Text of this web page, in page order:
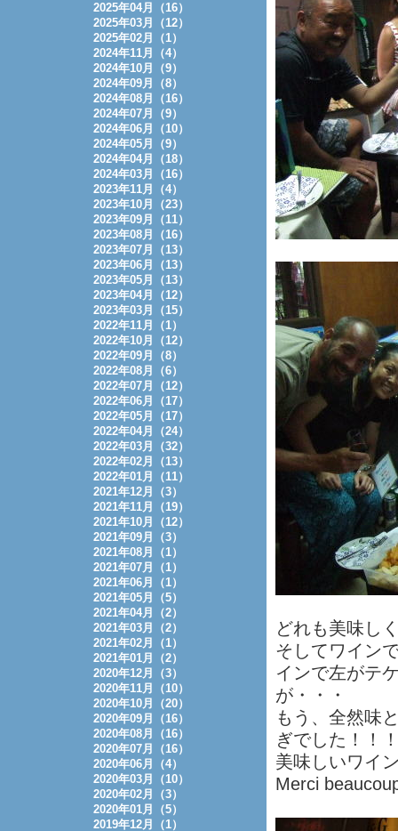
どれも美味し
そしてワイン
インで左がテ
が・・・
もう、全然味
ぎでした！！
美味しいワイ
Merci
2025年04月（16）
2025年03月（12）
2025年02月（1）
2024年11月（4）
2024年10月（9）
2024年09月（8）
2024年08月（16）
2024年07月（9）
2024年06月（10）
2024年05月（9）
2024年04月（18）
2024年03月（16）
2023年11月（4）
2023年10月（23）
2023年09月（11）
2023年08月（16）
2023年07月（13）
2023年06月（13）
2023年05月（13）
2023年04月（12）
2023年03月（15）
2022年11月（1）
2022年10月（12）
2022年09月（8）
2022年08月（6）
2022年07月（12）
2022年06月（17）
2022年05月（17）
2022年04月（24）
2022年03月（32）
2022年02月（13）
2022年01月（11）
2021年12月（3）
2021年11月（19）
2021年10月（12）
2021年09月（3）
2021年08月（1）
2021年07月（1）
2021年06月（1）
2021年05月（5）
2021年04月（2）
2021年03月（2）
2021年02月（1）
2021年01月（2）
2020年12月（3）
2020年11月（10）
2020年10月（20）
2020年09月（16）
2020年08月（16）
2020年07月（16）
2020年06月（4）
2020年03月（10）
2020年02月（3）
2020年01月（5）
2019年12月（1）